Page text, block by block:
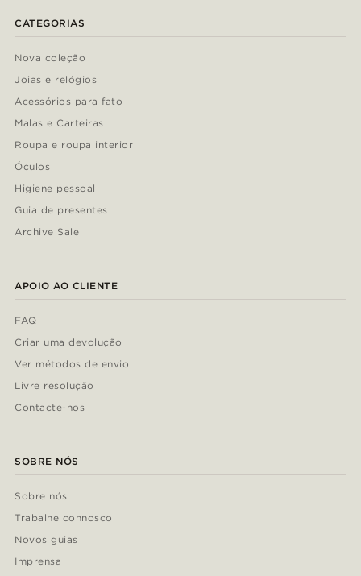
CATEGORIAS
Nova coleção
Joias e relógios
Acessórios para fato
Malas e Carteiras
Roupa e roupa interior
Óculos
Higiene pessoal
Guia de presentes
Archive Sale
APOIO AO CLIENTE
FAQ
Criar uma devolução
Ver métodos de envio
Livre resolução
Contacte-nos
SOBRE NÓS
Sobre nós
Trabalhe connosco
Novos guias
Imprensa